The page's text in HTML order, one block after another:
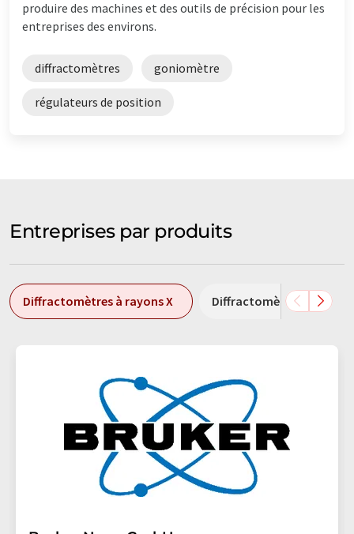
produire des machines et des outils de précision pour les
entreprises des environs.
diffractomètres goniomètre
régulateurs de position
Entreprises par produits
Diffractomètres à rayons X Diffractomètres